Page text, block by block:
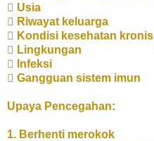
 Usia
 Riwayat keluarga
 Kondisi kesehatan kronis
 Lingkungan

Infeksi
 Gangguan sistem imun
Upaya Pencegahan:
1. Berhenti merokok